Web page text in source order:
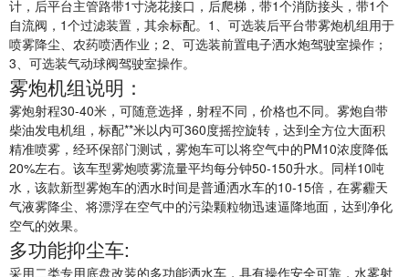
计，后平台主管路带1寸浇花接口，后爬梯，带1个消防接头，带1个
自流阀，1个过滤装置，其余标配。1、可选装后平台带雾炮机组用于
喷雾降尘、农药喷洒作业；2、可选装前置电子洒水炮驾驶室操作；
3、可选装气动球阀驾驶室操作。
雾炮机组说明：
雾炮射程30-40米，可随意选择，射程不同，价格也不同。雾炮自带
柴油发电机组，标配**米以内可360度摇控旋转，达到全方位大面积
精准喷雾，经环保部门测试，雾炮车可以将空气中的PM10浓度降低
20%左右。该车型雾炮喷雾流量平均每分钟50-150升水。同样10吨
水，该款新型雾炮车的洒水时间是普通洒水车的10-15倍，在雾霾天
气液雾降尘、将漂浮在空气中的污染颗粒物迅速逼降地面，达到净化
空气的效果。
多功能抑尘车:
采用二类专用底盘改装的多功能洒水车，具有操作安全可靠，水雾射